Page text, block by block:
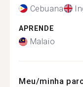
Cebuana
APRENDE
Malaio
Meu/minha